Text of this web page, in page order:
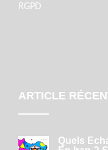
RGPD
ARTICLE
Quels